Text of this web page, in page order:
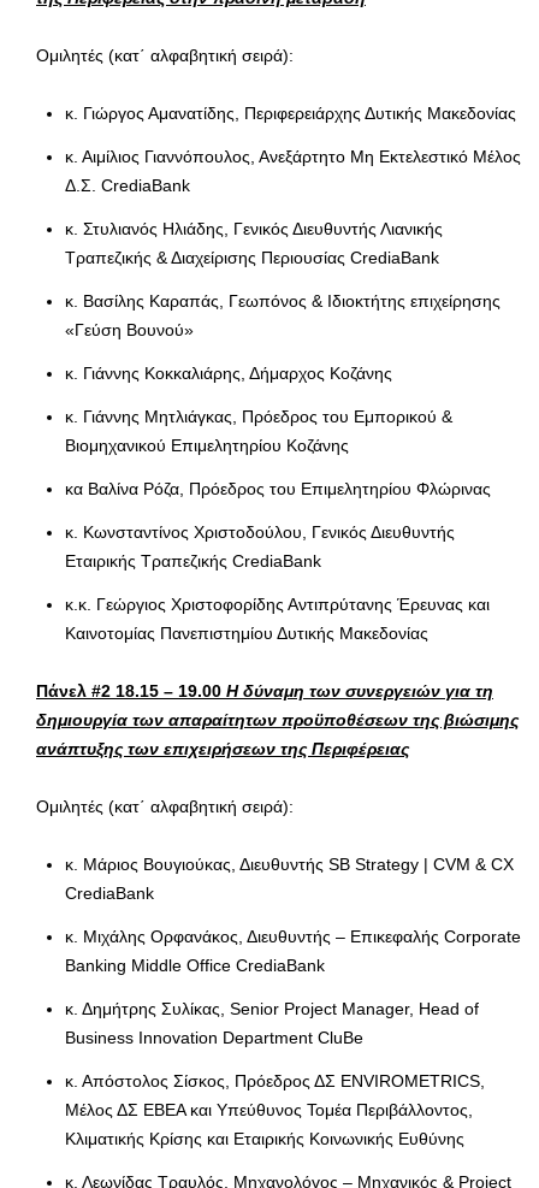
Ομιλητές (κατ΄ αλφαβητική σειρά):
κ. Γιώργος Αμανατίδης, Περιφερειάρχης Δυτικής Μακεδονίας
κ. Αιμίλιος Γιαννόπουλος, Ανεξάρτητο Μη Εκτελεστικό Μέλος
Δ.Σ. CrediaBank
κ. Στυλιανός Ηλιάδης, Γενικός Διευθυντής Λιανικής
Τραπεζικής & Διαχείρισης Περιουσίας CrediaBank
κ. Βασίλης Καραπάς, Γεωπόνος & Ιδιοκτήτης επιχείρησης
«Γεύση Βουνού»
κ. Γιάννης Κοκκαλιάρης, Δήμαρχος Κοζάνης
κ. Γιάννης Μητλιάγκας, Πρόεδρος του Εμπορικού &
Βιομηχανικού Επιμελητηρίου Κοζάνης
κα Βαλίνα Ρόζα, Πρόεδρος του Επιμελητηρίου Φλώρινας
κ. Κωνσταντίνος Χριστοδούλου, Γενικός Διευθυντής
Εταιρικής Τραπεζικής CrediaBank
κ.κ. Γεώργιος Χριστοφορίδης Αντιπρύτανης Έρευνας και
Καινοτομίας Πανεπιστημίου Δυτικής Μακεδονίας
Πάνελ #2 18.15 – 19.00 Η δύναμη των συνεργειών για τη
δημιουργία των απαραίτητων προϋποθέσεων της βιώσιμης
ανάπτυξης των επιχειρήσεων της Περιφέρειας
Ομιλητές (κατ΄ αλφαβητική σειρά):
κ. Μάριος Βουγιούκας, Διευθυντής SB Strategy | CVM & CX
CrediaBank
κ. Μιχάλης Ορφανάκος, Διευθυντής – Επικεφαλής Corporate
Banking Middle Office CrediaBank
κ. Δημήτρης Συλίκας, Senior Project Manager, Head of
Business Innovation Department CluBe
κ. Απόστολος Σίσκος, Πρόεδρος ΔΣ ENVIROMETRICS,
Μέλος ΔΣ ΕΒΕΑ και Υπεύθυνος Τομέα Περιβάλλοντος,
Κλιματικής Κρίσης και Εταιρικής Κοινωνικής Ευθύνης
κ. Λεωνίδας Τραυλός, Μηχανολόγος – Μηχανικός & Project